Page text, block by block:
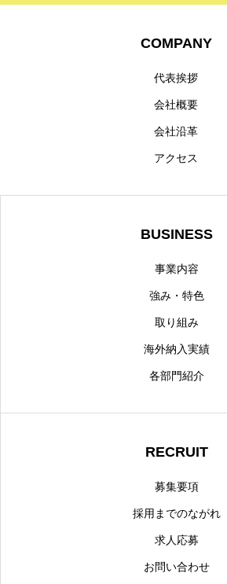
COMPANY
代表挨拶
会社概要
会社沿革
アクセス
BUSINESS
事業内容
強み・特色
取り組み
海外納入実績
各部門紹介
RECRUIT
募集要項
採用までのながれ
求人応募
お問い合わせ